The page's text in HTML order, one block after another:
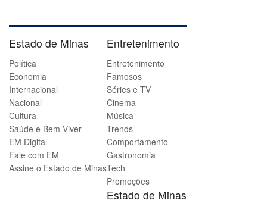
Estado de Minas
Política
Economia
Internacional
Nacional
Cultura
Saúde e Bem Viver
EM Digital
Fale com EM
Assine o Estado de Minas
Entretenimento
Entretenimento
Famosos
Séries e TV
Cinema
Música
Trends
Comportamento
Gastronomia
Tech
Promoções
Estado de Minas